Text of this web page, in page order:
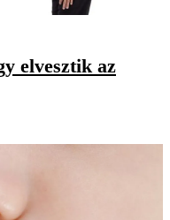
elvesztik az